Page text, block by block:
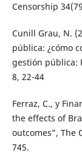
Censorship
Cunill Grau, N.
pública: ¿cómo
gestión pública:
8, 22-44
Ferraz, C., y
the effects of
outcomes”, The
745.